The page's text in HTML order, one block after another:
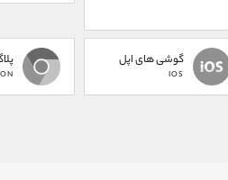
گوشی های اپل
IOS